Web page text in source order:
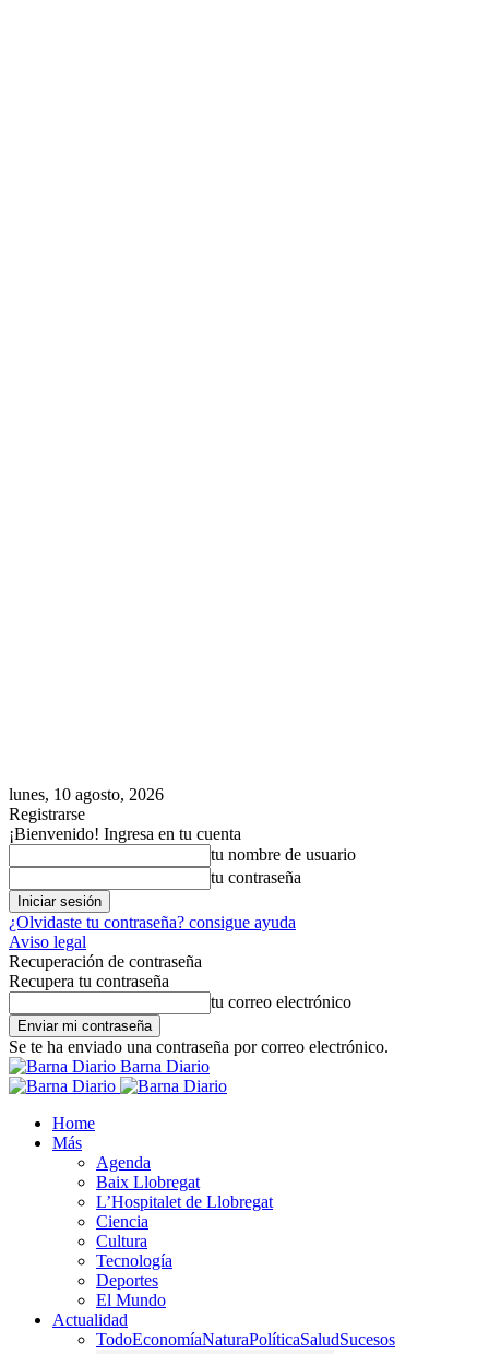
lunes, 10 agosto, 2026
Registrarse
¡Bienvenido! Ingresa en tu cuenta
tu nombre de usuario
tu contraseña
¿Olvidaste tu contraseña? consigue ayuda
Aviso legal
Recuperación de contraseña
Recupera tu contraseña
tu correo electrónico
Se te ha enviado una contraseña por correo electrónico.
Barna Diario
Home
Más
Agenda
Baix Llobregat
L’Hospitalet de Llobregat
Ciencia
Cultura
Tecnología
Deportes
El Mundo
Actualidad
TodoEconomíaNaturaPolíticaSaludSucesos